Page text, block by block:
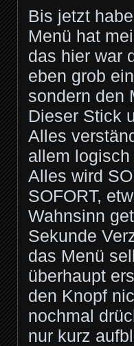
Bis jetzt
Menü hat
das hier war
eben grob
sondern den
Dieser Stick
Alles
allem logisch
Alles wird
SOFORT,
Wahnsinn
Sekunde
das Menü
überhaupt
den Knopf
nochmal
nur kurz